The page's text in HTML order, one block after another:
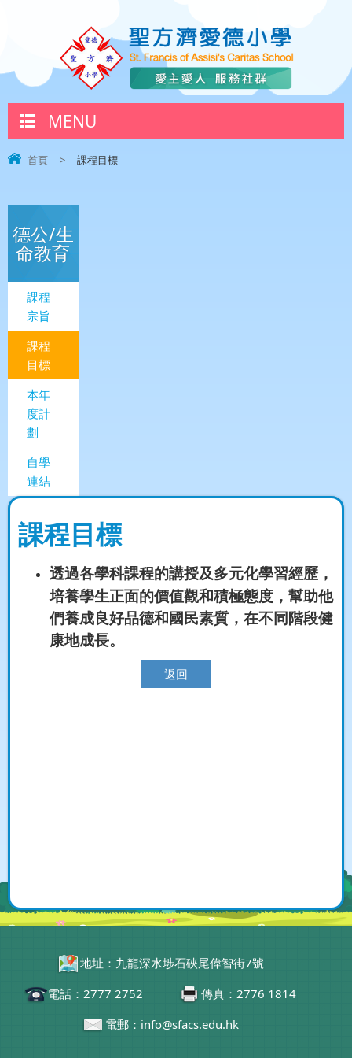
MENU
首頁 > 課程目標
德公/生
命教育
課程
宗旨
課程
目標
本年
度計
劃
自學
連結
課程目標
透過各學科課程的講授及多元化學習經歷，
培養學生正面的價值觀和積極態度，幫助他
們養成良好品德和國民素質，在不同階段健
康地成長。
返回
地址：九龍深水埗石硤尾偉智街7號
電話：2777 2752
傳真：2776 1814
電郵：info@sfacs.edu.hk